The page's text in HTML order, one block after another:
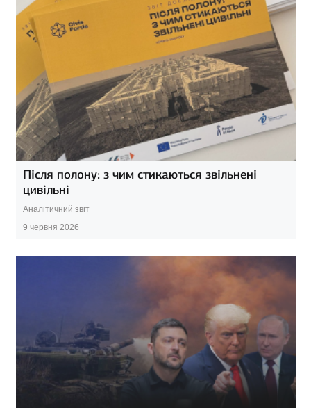
Після полону: з чим стикаються звільнені
цивільні
Аналітичний звіт
9 червня 2026